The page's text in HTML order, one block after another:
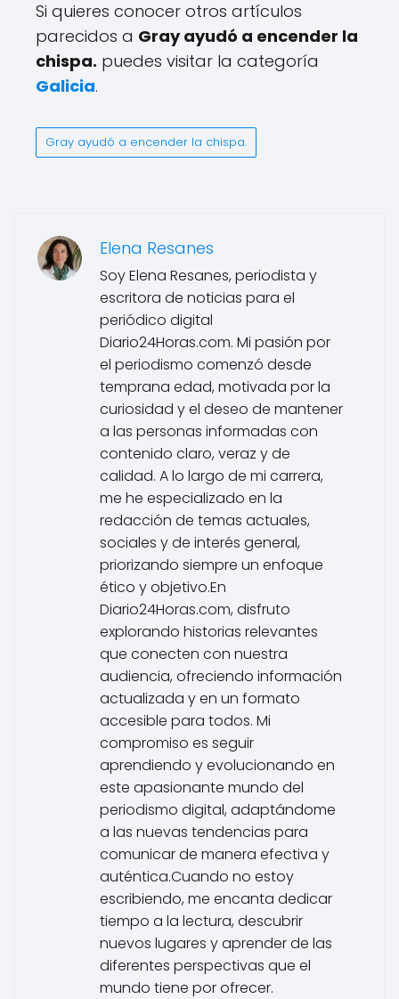
Si quieres conocer otros artículos
parecidos a Gray ayudó a encender la
chispa. puedes visitar la categoría
Galicia.
Gray ayudó a encender la chispa.
Elena Resanes
Soy Elena Resanes, periodista y
escritora de noticias para el
periódico digital
Diario24Horas.com. Mi pasión por
el periodismo comenzó desde
temprana edad, motivada por la
curiosidad y el deseo de mantener
a las personas informadas con
contenido claro, veraz y de
calidad. A lo largo de mi carrera,
me he especializado en la
redacción de temas actuales,
sociales y de interés general,
priorizando siempre un enfoque
ético y objetivo.En
Diario24Horas.com, disfruto
explorando historias relevantes
que conecten con nuestra
audiencia, ofreciendo información
actualizada y en un formato
accesible para todos. Mi
compromiso es seguir
aprendiendo y evolucionando en
este apasionante mundo del
periodismo digital, adaptándome
a las nuevas tendencias para
comunicar de manera efectiva y
auténtica.Cuando no estoy
escribiendo, me encanta dedicar
tiempo a la lectura, descubrir
nuevos lugares y aprender de las
diferentes perspectivas que el
mundo tiene por ofrecer.